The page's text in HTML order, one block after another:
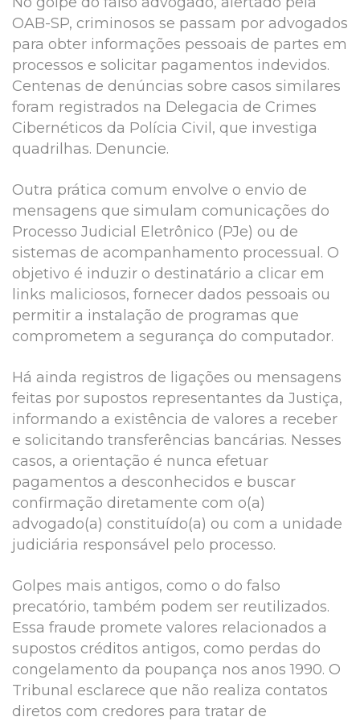
OAB-SP, criminosos se passam por advogados
para obter informações pessoais de partes em
processos e solicitar pagamentos indevidos.
Centenas de denúncias sobre casos similares
foram registrados na Delegacia de Crimes
Cibernéticos da Polícia Civil, que investiga
quadrilhas. Denuncie.
Outra prática comum envolve o envio de
mensagens que simulam comunicações do
Processo Judicial Eletrônico (PJe) ou de
sistemas de acompanhamento processual. O
objetivo é induzir o destinatário a clicar em
links maliciosos, fornecer dados pessoais ou
permitir a instalação de programas que
comprometem a segurança do computador.
Há ainda registros de ligações ou mensagens
feitas por supostos representantes da Justiça,
informando a existência de valores a receber
e solicitando transferências bancárias. Nesses
casos, a orientação é nunca efetuar
pagamentos a desconhecidos e buscar
confirmação diretamente com o(a)
advogado(a) constituído(a) ou com a unidade
judiciária responsável pelo processo.
Golpes mais antigos, como o do falso
precatório, também podem ser reutilizados.
Essa fraude promete valores relacionados a
supostos créditos antigos, como perdas do
congelamento da poupança nos anos 1990. O
Tribunal esclarece que não realiza contatos
diretos com credores para tratar de